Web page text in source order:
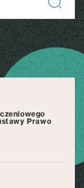
Prawo